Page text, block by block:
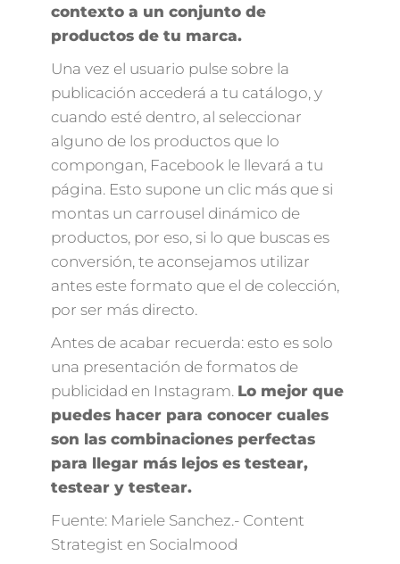
contexto a un conjunto de
productos de tu marca.
Una vez el usuario pulse sobre la
publicación accederá a tu catálogo, y
cuando esté dentro, al seleccionar
alguno de los productos que lo
compongan, Facebook le llevará a tu
página. Esto supone un clic más que si
montas un carrousel dinámico de
productos, por eso, si lo que buscas es
conversión, te aconsejamos utilizar
antes este formato que el de colección,
por ser más directo.
Antes de acabar recuerda: esto es solo
una presentación de formatos de
publicidad en Instagram. Lo mejor que
puedes hacer para conocer cuales
son las combinaciones perfectas
para llegar más lejos es testear,
testear y testear.
Fuente: Mariele Sanchez.- Content
Strategist en Socialmood